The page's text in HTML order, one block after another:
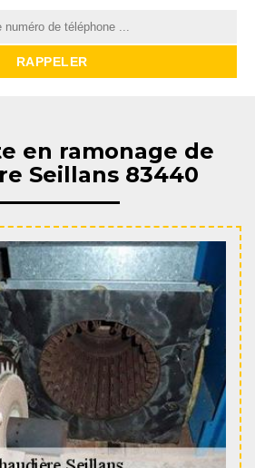
en ramonage de
Seillans 83440